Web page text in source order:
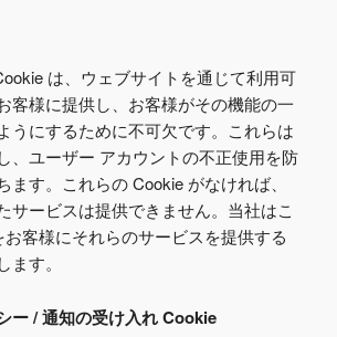
は、ウェブサイトを通じて利用可
客様に提供し、お客様がその機能の一
うにするために不可欠です。これらは
、ユーザー アカウントの不正使用を防
ます。これらの Cookie がなければ、
サービスは提供できません。当社はこ
客様にそれらのサービスを提供する
す。
ー / 通知の受け入れ Cookie